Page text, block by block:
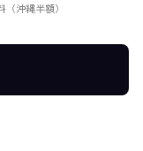
沖縄半額）